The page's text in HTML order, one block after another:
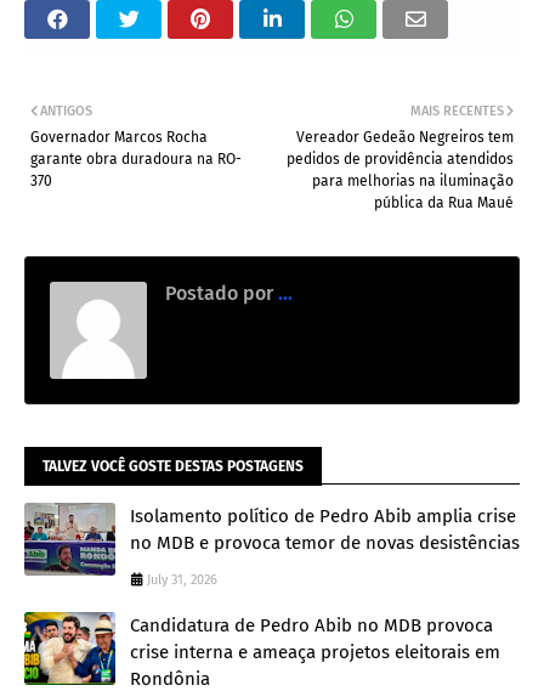
MAIS RECENTES
Vereador Gedeão Negreiros tem
pedidos de providência atendidos
para melhorias na iluminação
pública da Rua Maué
ANTIGOS
Governador Marcos Rocha
garante obra duradoura na RO-
370
Postado por ...
TALVEZ VOCÊ GOSTE DESTAS POSTAGENS
Isolamento político de Pedro Abib amplia crise
no MDB e provoca temor de novas desistências
July 31, 2026
Candidatura de Pedro Abib no MDB provoca
crise interna e ameaça projetos eleitorais em
Rondônia